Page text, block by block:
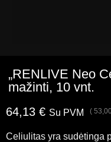
„RENLIVE Neo
mažinti, 10 vnt.
64,13 € Su PVM (
Celiulitas yra sudėtinga